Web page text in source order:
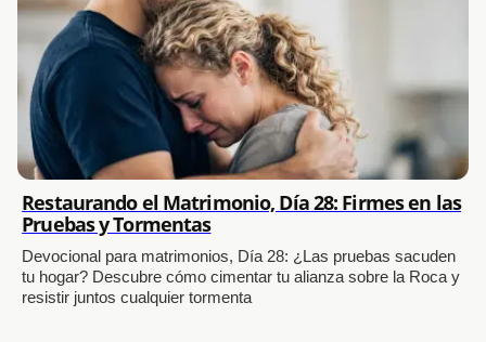
Restaurando el Matrimonio, Día 28: Firmes en las
Pruebas y Tormentas
Devocional para matrimonios, Día 28: ¿Las pruebas sacuden
tu hogar? Descubre cómo cimentar tu alianza sobre la Roca y
resistir juntos cualquier tormenta